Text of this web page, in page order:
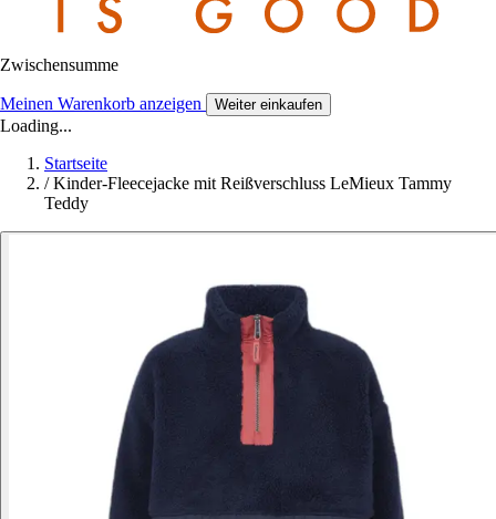
Zwischensumme
Meinen Warenkorb anzeigen Weiter einkaufen
Loading...
Startseite
/ Kinder-Fleecejacke mit Reißverschluss LeMieux Tammy
Teddy